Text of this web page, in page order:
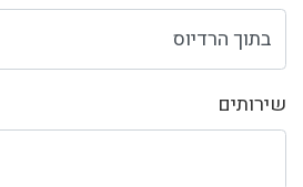
שירותים